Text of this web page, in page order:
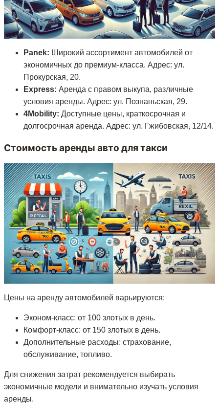
Panek: Широкий ассортимент автомобилей от
экономичных до премиум-класса. Адрес: ул.
Прокурская, 20.
Express: Аренда с правом выкупа, различные
условия аренды. Адрес: ул. Познаньская, 29.
4Mobility: Доступные цены, краткосрочная и
долгосрочная аренда. Адрес: ул. Гжибовская, 12/14.
Стоимость аренды авто для такси
Цены на аренду автомобилей варьируются:
Эконом-класс: от 100 злотых в день.
Комфорт-класс: от 150 злотых в день.
Дополнительные расходы: страхование,
обслуживание, топливо.
Для снижения затрат рекомендуется выбирать
экономичные модели и внимательно изучать условия
аренды.